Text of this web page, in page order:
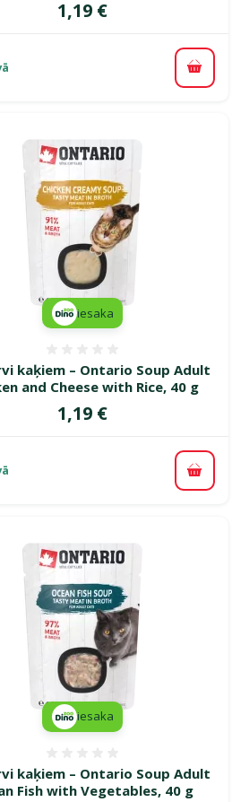
Cena
1,19 €
kaķiem – Ontario Soup Adult
and Cheese with Rice, 40 g
Cena
1,19 €
iesaka
kaķiem – Ontario Soup Adult
Fish with Vegetables, 40 g
iesaka